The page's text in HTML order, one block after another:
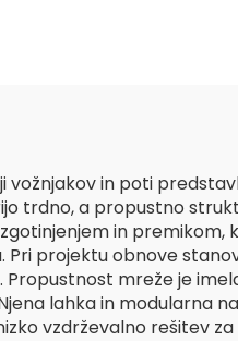
vožnjakov in poti
trdno, a propustno
in premikom,
projektu obnove
mreže je
lahka in modularna
vzdrževalno rešitev